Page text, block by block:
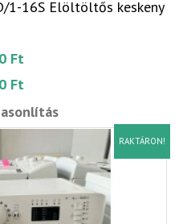
1-16S Elöltöltős keskeny
Ft
Ft
RAKTÁRON!